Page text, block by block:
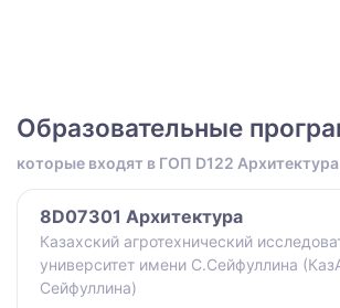
Образовательные
которые входят в ГОП D122 Архитектура
8D07301 Архитектура
Казахский агротехнический
университет имени С.Сейфуллина
Сейфуллина)